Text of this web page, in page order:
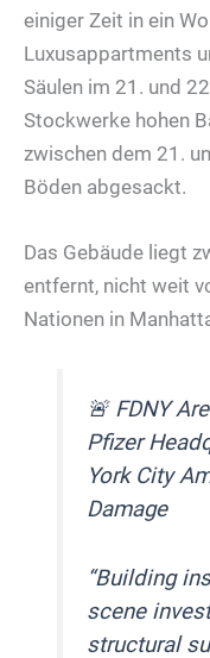
einiger Zeit in ein
Luxusappartments
Säulen im 21. und
Stockwerke hohen
zwischen dem 21.
Böden abgesackt.
Das Gebäude liegt
entfernt, nicht weit
Nationen in
🚨 FDNY
Pfizer
York City
Damage
“Building
scene
structural